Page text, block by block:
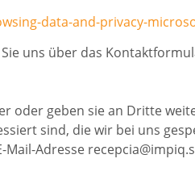
data-and-privacy-
uns über das
oder geben sie an Dritte
sind, die wir bei uns
Adresse